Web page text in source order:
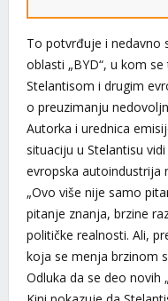
To potvrđuje i nedavno
oblasti „BYD“, u kom
Stelantisom i drugim
o preuzimanju
Autorka i urednica
situaciju u Stelantisu
evropska autoindustrija
„Ovo više nije samo
pitanje znanja, brzine
političke realnosti. Ali,
koja se menja brzinom
Odluka da se deo novih